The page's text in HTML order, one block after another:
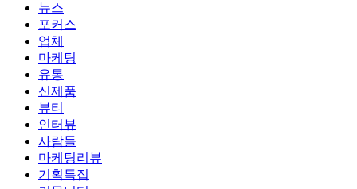
뉴스
포커스
업체
마케팅
유통
신제품
뷰티
인터뷰
사람들
마케팅리뷰
기획특집